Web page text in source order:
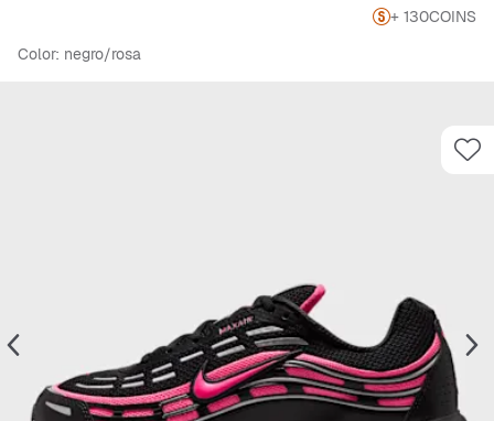
+ 130COINS
Color: negro/rosa